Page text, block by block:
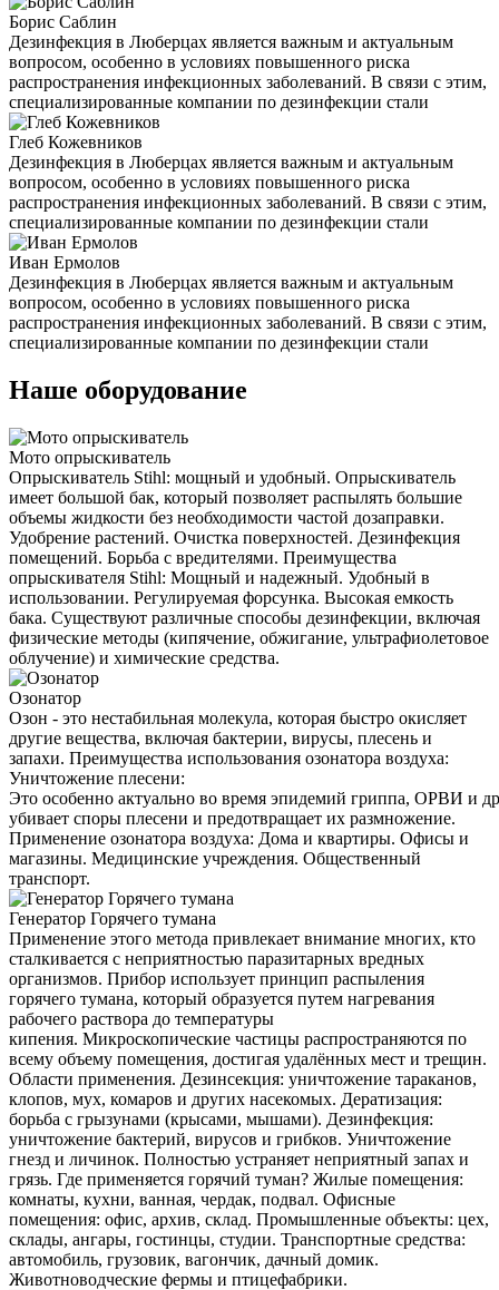
Борис Саблин
Дезинфекция в Люберцах является важным и актуальным
вопросом, особенно в условиях повышенного риска
распространения инфекционных заболеваний. В связи с этим,
специализированные компании по дезинфекции стали
Глеб Кожевников
Дезинфекция в Люберцах является важным и актуальным
вопросом, особенно в условиях повышенного риска
распространения инфекционных заболеваний. В связи с этим,
специализированные компании по дезинфекции стали
Иван Ермолов
Дезинфекция в Люберцах является важным и актуальным
вопросом, особенно в условиях повышенного риска
распространения инфекционных заболеваний. В связи с этим,
специализированные компании по дезинфекции стали
Наше оборудование
Мото опрыскиватель
Опрыскиватель Stihl: мощный и удобный. Опрыскиватель
имеет большой бак, который позволяет распылять большие
объемы жидкости без необходимости частой дозаправки.
Удобрение растений. Очистка поверхностей. Дезинфекция
помещений. Борьба с вредителями. Преимущества
опрыскивателя Stihl: Мощный и надежный. Удобный в
использовании. Регулируемая форсунка. Высокая емкость
бака. Существуют различные способы дезинфекции, включая
физические методы (кипячение, обжигание, ультрафиолетовое
облучение) и химические средства.
Озонатор
Озон - это нестабильная молекула, которая быстро окисляет
другие вещества, включая бактерии, вирусы, плесень и
запахи. Преимущества использования озонатора воздуха:
Уничтожение плесени:
Это особенно актуально во время эпидемий гриппа, ОРВИ и
убивает споры плесени и предотвращает их размножение.
Применение озонатора воздуха: Дома и квартиры. Офисы и
магазины. Медицинские учреждения. Общественный
транспорт.
Генератор Горячего тумана
Применение этого метода привлекает внимание многих, кто
сталкивается с неприятностью паразитарных вредных
организмов. Прибор использует принцип распыления
горячего тумана, который образуется путем нагревания
рабочего раствора до температуры
кипения. Микроскопические частицы распространяются по
всему объему помещения, достигая удалённых мест и трещин.
Области применения. Дезинсекция: уничтожение тараканов,
клопов, мух, комаров и других насекомых. Дератизация:
борьба с грызунами (крысами, мышами). Дезинфекция:
уничтожение бактерий, вирусов и грибков. Уничтожение
гнезд и личинок. Полностью устраняет неприятный запах и
грязь. Где применяется горячий туман? Жилые помещения:
комнаты, кухни, ванная, чердак, подвал. Офисные
помещения: офис, архив, склад. Промышленные объекты: цех,
склады, ангары, гостинцы, студии. Транспортные средства:
автомобиль, грузовик, вагончик, дачный домик.
Животноводческие фермы и птицефабрики.